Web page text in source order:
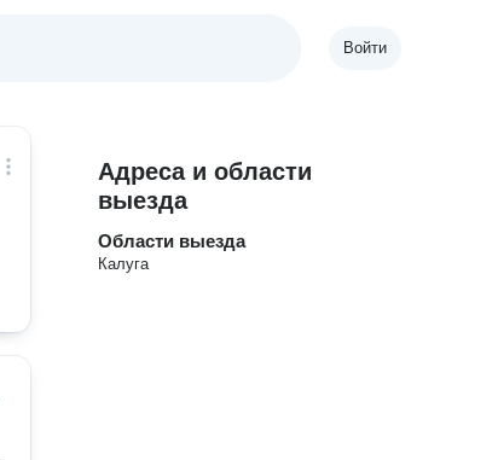
Войти
Адреса и области
выезда
Области выезда
Калуга